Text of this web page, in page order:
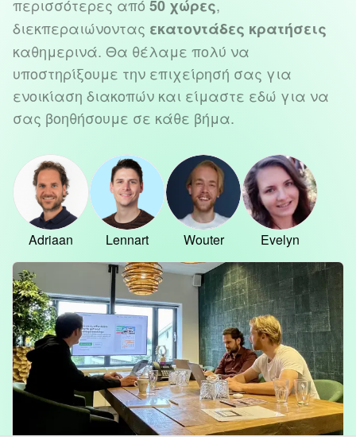
περισσότερες από 50 χώρες,
διεκπεραιώνοντας εκατοντάδες κρατήσεις
καθημερινά. Θα θέλαμε πολύ να
υποστηρίξουμε την επιχείρησή σας για
ενοικίαση διακοπών και είμαστε εδώ για να
σας βοηθήσουμε σε κάθε βήμα.
Adriaan Lennart Wouter Evelyn